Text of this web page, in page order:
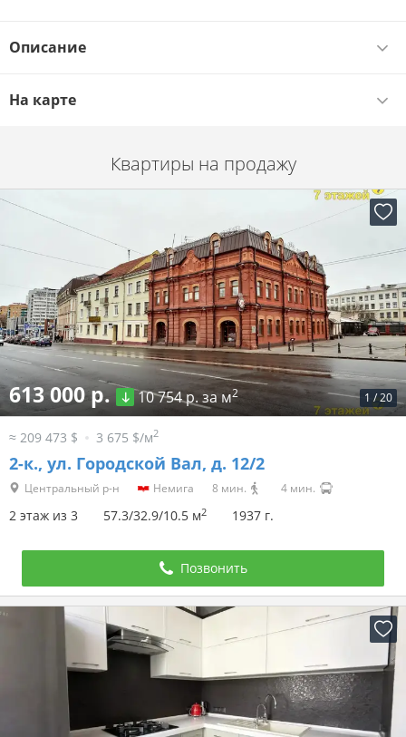
Описание
На карте
Квартиры на продажу
1 /20
613 000 р. 10 754 р. за м2
≈ 209 473 $ 3 675 $/м2
2-к., ул. Городской Вал, д. 12/2
Центральный р-н Немига 8 мин. 4 мин.
2 этаж из 3 57.3/32.9/10.5 м2 1937 г.
Позвонить